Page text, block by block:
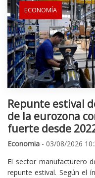
ECONOMÍA
Repunte estival
de la eurozona
fuerte desde
Economia - 03/08/2026
El sector manufacturero
repunte estival. Según el